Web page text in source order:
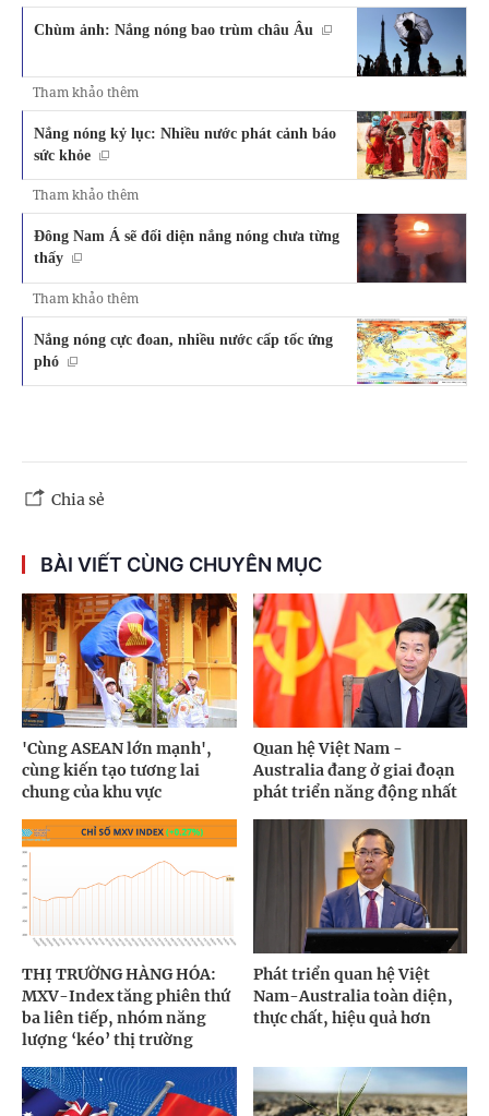
Chùm ảnh: Nắng nóng bao trùm châu Âu
Tham khảo thêm
Nắng nóng kỷ lục: Nhiều nước phát cảnh báo
sức khỏe
Tham khảo thêm
Đông Nam Á sẽ đối diện nắng nóng chưa từng
thấy
Tham khảo thêm
Nắng nóng cực đoan, nhiều nước cấp tốc ứng
phó
Chia sẻ
BÀI VIẾT CÙNG CHUYÊN MỤC
'Cùng ASEAN lớn mạnh',
cùng kiến tạo tương lai
chung của khu vực
Quan hệ Việt Nam -
Australia đang ở giai đoạn
phát triển năng động nhất
THỊ TRƯỜNG HÀNG HÓA:
MXV-Index tăng phiên thứ
ba liên tiếp, nhóm năng
lượng ‘kéo’ thị trường
Phát triển quan hệ Việt
Nam-Australia toàn diện,
thực chất, hiệu quả hơn